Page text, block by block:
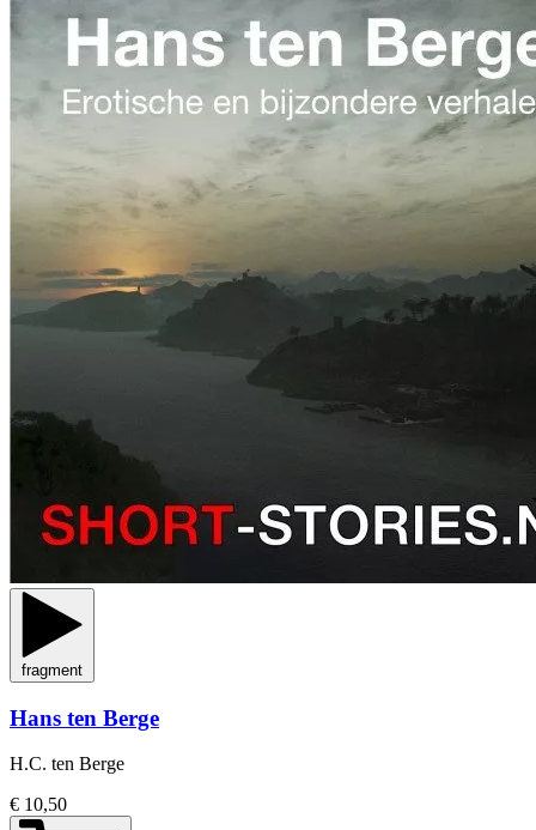
fragment
Hans ten Berge
H.C. ten Berge
€ 10,50